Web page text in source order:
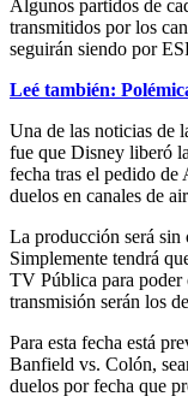
Algunos partidos de
transmitidos por los
seguirán siendo por
Leé también:
Una de las noticias de
fue que Disney liberó
fecha tras el pedido
duelos en canales de
La producción será sin
Simplemente tendrá
TV Pública para poder
transmisión serán los
Para esta fecha está
Banfield vs. Colón,
duelos por fecha que